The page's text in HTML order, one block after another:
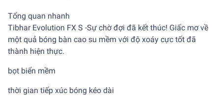
Tổng quan nhanh
Tibhar Evolution FX S -Sự chờ đợi đã kết thúc! Giấc mơ về
một quả bóng bàn cao su mềm với độ xoáy cực tốt đã
thành hiện thực.
bọt biển mềm
thời gian tiếp xúc bóng kéo dài